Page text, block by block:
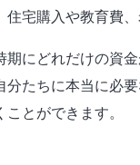
宅購入や教育費
にどれだけの資
分たちに本当に
とができます。